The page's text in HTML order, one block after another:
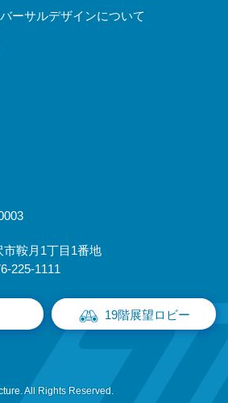
ーサルデザインについて
市鞍月1丁目1番地
225-1111
19階展望ロビー
All Rights Reserved.